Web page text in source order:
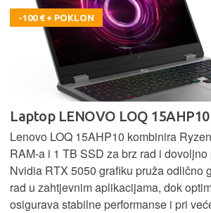
-100 € + POKLON
Laptop LENOVO LOQ 15AHP10
Lenovo LOQ 15AHP10 kombinira
RAM-a i 1 TB SSD za brz rad i dovoljno
Nvidia RTX 5050 grafiku pruža odlično
rad u zahtjevnim aplikacijama, dok
osigurava stabilne performanse i pri